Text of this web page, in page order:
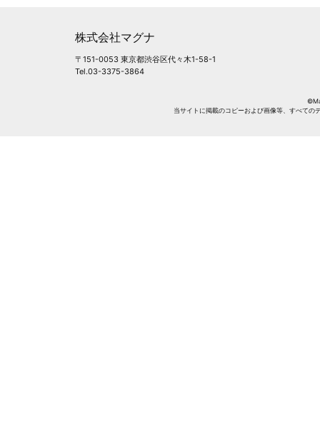
株式会社マグナ
〒151-0053 東京都渋谷区代々木1-58-1
Tel.03-3375-3864
当サイトに掲載のコピーおよび画像等、すべての